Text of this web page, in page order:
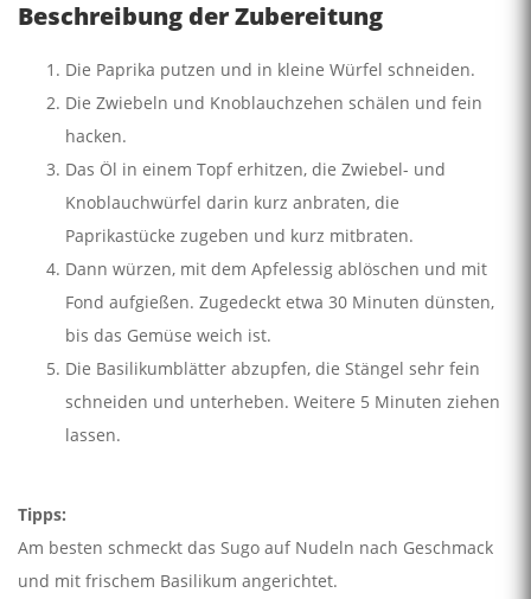
Beschreibung der Zubereitung
Die Paprika putzen und in kleine Würfel schneiden.
Die Zwiebeln und Knoblauchzehen schälen und fein
hacken.
Das Öl in einem Topf erhitzen, die Zwiebel- und
Knoblauchwürfel darin kurz anbraten, die
Paprikastücke zugeben und kurz mitbraten.
Dann würzen, mit dem Apfelessig ablöschen und mit
Fond aufgießen. Zugedeckt etwa 30 Minuten dünsten,
bis das Gemüse weich ist.
Die Basilikumblätter abzupfen, die Stängel sehr fein
schneiden und unterheben. Weitere 5 Minuten ziehen
lassen.
Tipps:
Am besten schmeckt das Sugo auf Nudeln nach Geschmack
und mit frischem Basilikum angerichtet.